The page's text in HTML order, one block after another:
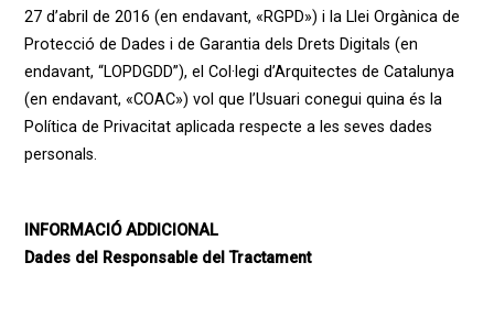
27 d’abril de 2016 (en endavant, «RGPD») i la Llei Orgànica de
Protecció de Dades i de Garantia dels Drets Digitals (en
endavant, “LOPDGDD”), el Col·legi d’Arquitectes de Catalunya
(en endavant, «COAC») vol que l’Usuari conegui quina és la
Política de Privacitat aplicada respecte a les seves dades
personals.
INFORMACIÓ ADDICIONAL
Dades del Responsable del Tractament